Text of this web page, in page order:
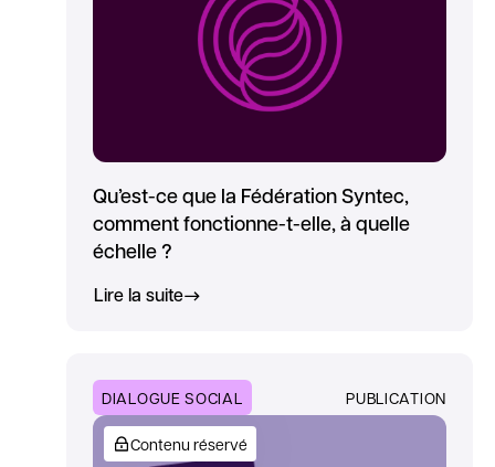
Qu’est-ce que la Fédération Syntec,
comment fonctionne-t-elle, à quelle
échelle ?
Lire la suite
DIALOGUE SOCIAL PUBLICATION
Contenu réservé